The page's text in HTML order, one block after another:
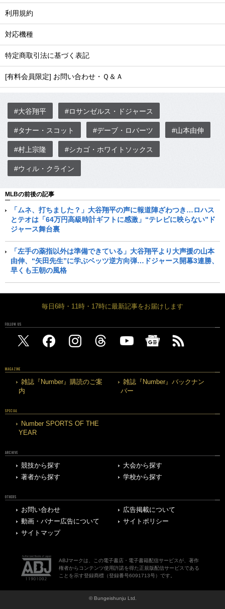
利用規約
対応機種
特定商取引法に基づく表記
[有料会員限定] お問い合わせ・Ｑ＆Ａ
#大谷翔平 #ロサンゼルス・ドジャース
#タナー・スコット #デーブ・ロバーツ #山本由伸
#村上宗隆 #シカゴ・ホワイトソックス
#ウィル・クライン
MLBの前後の記事
「ムネ、打ちました？」大谷翔平の声に報道陣ざわつき…ロハス
とテオは「64万円高級時計ギフトに感激」“テレビに映らない”ド
ジャース舞台裏
「左手の薬指以外は準備できている」大谷翔平より大声援の山本
由伸、“矢田先生”に学ぶベッツ逆方向弾…ドジャース開幕3連勝、
早くも王朝の風格
毎日6時・11時・17時に最新記事をお届けします
FOLLOW US
MAGAZINE
雑誌『Number』購読のご案
内
雑誌『Number』バックナン
バー
SPECIAL
Number SPORTS OF THE
YEAR
ARCHIVE
競技から探す
大会から探す
著者から探す
学校から探す
OTHERS
お問い合わせ
広告掲載について
動画・バナー広告について
サイトポリシー
サイトマップ
ABJマークは、この電子書店・電子書籍配信サービスが、著作
権者からコンテンツ使用許諾を得た正規版配信サービスである
ことを示す登録商標（登録番号6091713号）です。
© Bungeishunju Ltd.